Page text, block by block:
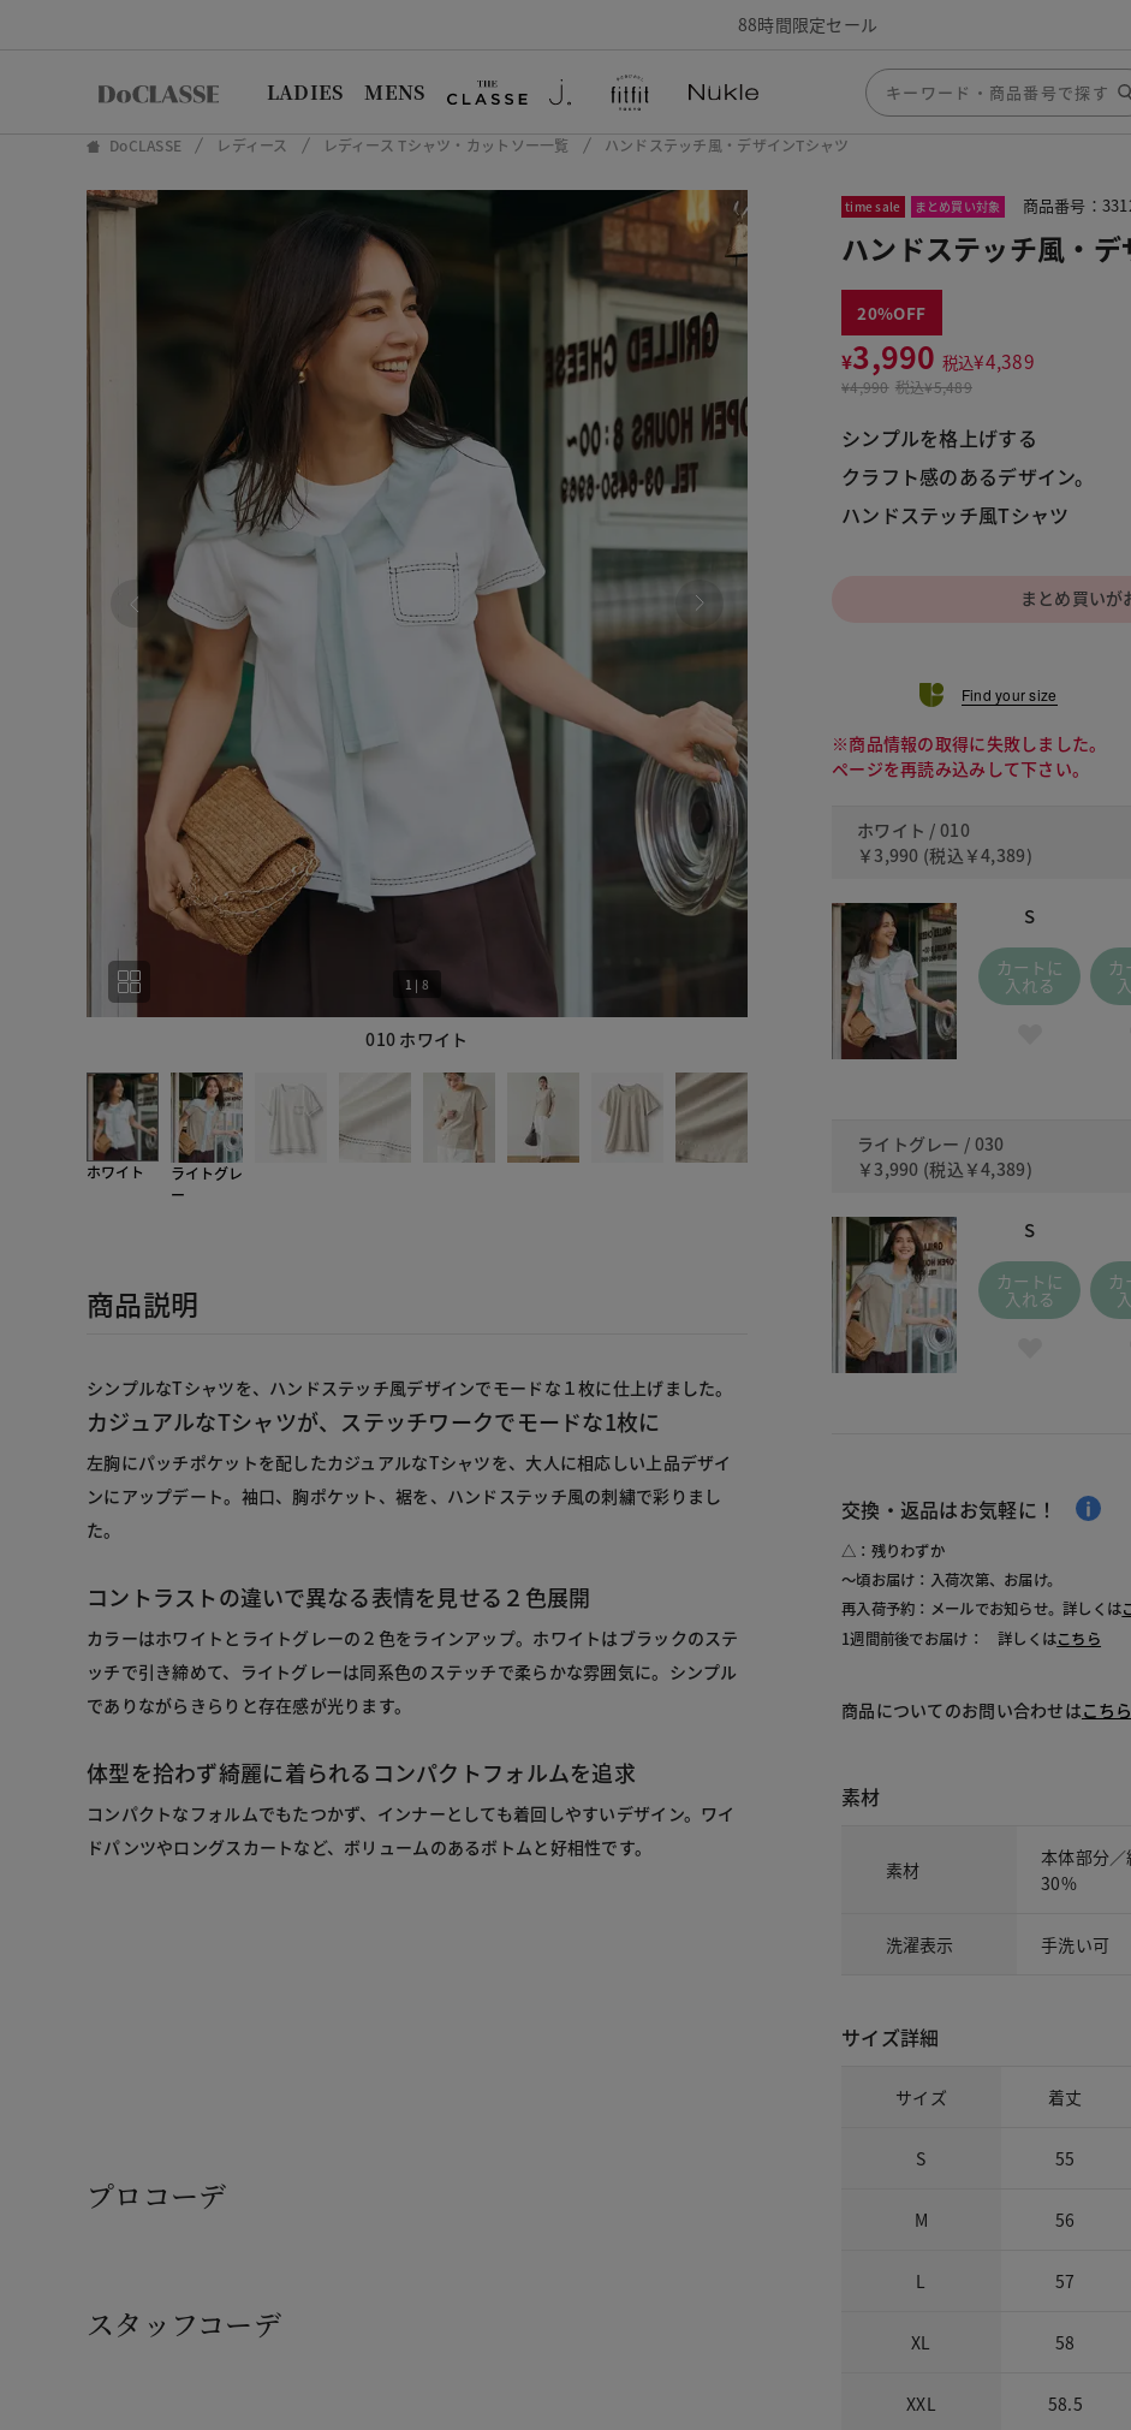
88時間限定セール
LADIES MENS
DoCLASSE レディース レディース Tシャツ・カットソー一覧 ハンドステッチ風・デザインTシャツ
010 ホワイト
1 | 8
ホワイト
ライトグレ
ー
商品説明
カジュアルなTシャツが、ステッチワークでモードな1枚に
左胸にパッチポケットを配したカジュアルなTシャツを、大人に相応しい上品デザイ
ンにアップデート。袖口、胸ポケット、裾を、ハンドステッチ風の刺繍で彩りまし
た。
コントラストの違いで異なる表情を見せる２色展開
カラーはホワイトとライトグレーの２色をラインアップ。ホワイトはブラックのステ
ッチで引き締めて、ライトグレーは同系色のステッチで柔らかな雰囲気に。シンプル
でありながらきらりと存在感が光ります。
体型を拾わず綺麗に着られるコンパクトフォルムを追求
コンパクトなフォルムでもたつかず、インナーとしても着回しやすいデザイン。ワイ
ドパンツやロングスカートなど、ボリュームのあるボトムと好相性です。
プロコーデ
スタッフコーデ
time sale まとめ買い対象 商品番号：
ハンドステッチ風・
20
¥3,990 税込¥4,389
¥4,990 税込¥5,489
シンプルを格上げする
クラフト感のあるデザイン。
ハンドステッチ風Tシャツ
まとめ買いが
Find your size
※商品情報の取得に失敗しました。
ページを再読み込みして下さい。
ホワイト / 010
￥3,990 (税込 ￥4,389)
S
カートに
入れる
カ
ライトグレー / 030
￥3,990 (税込 ￥4,389)
S
カートに
入れる
カ
交換・返品はお気軽に！
△：残りわずか
～頃お届け：入荷次第、お届け。
再入荷予約：メールでお知らせ。詳しくは
1週間前後でお届け： 詳しくはこちら
商品についてのお問い合わせはこちら
素材
素材
本体部分
30%
洗濯表示 手洗い可
サイズ詳細
サイズ 着丈
S 55
M 56
L 57
XL 58
XXL 58.5